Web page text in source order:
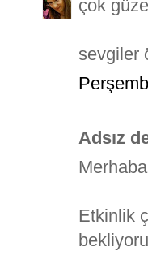
çok
sevgiler
Adsız
Etkinlik